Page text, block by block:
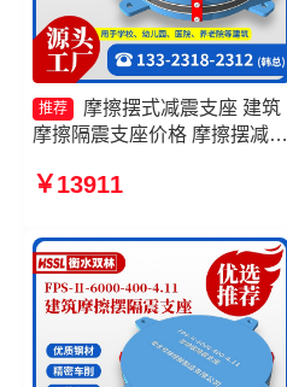
推荐
摩擦摆式减震支座 建筑
摩擦隔震支座价格 摩擦摆减隔
II-15000源头工厂
￥13911